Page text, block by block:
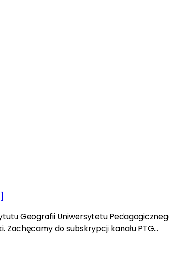
Geografii Uniwersytetu
do subskrypcji kanału PTG…